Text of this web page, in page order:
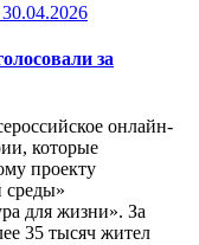
30.04.2026
за
онлайн-
которые
проекту
среды»
для жизни». За
35 тысяч жител